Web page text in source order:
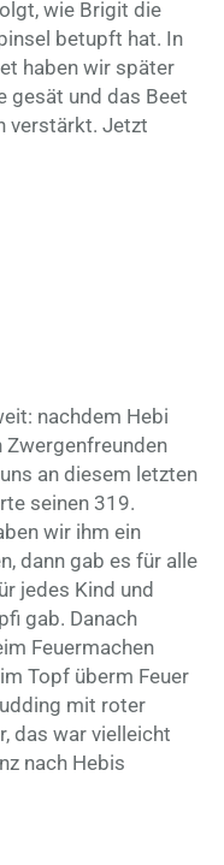
wie Brigit die
betupft hat. In
haben wir später
gesät und das Beet
verstärkt. Jetzt
nachdem Hebi
Zwergenfreunden
an diesem letzten
seinen 319.
wir ihm ein
dann gab es für alle
jedes Kind und
gab. Danach
Feuermachen
Topf überm Feuer
mit roter
das war vielleicht
nach Hebis